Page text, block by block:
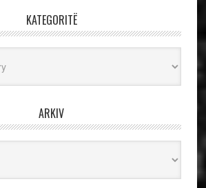
KATEGORITË
ARKIV